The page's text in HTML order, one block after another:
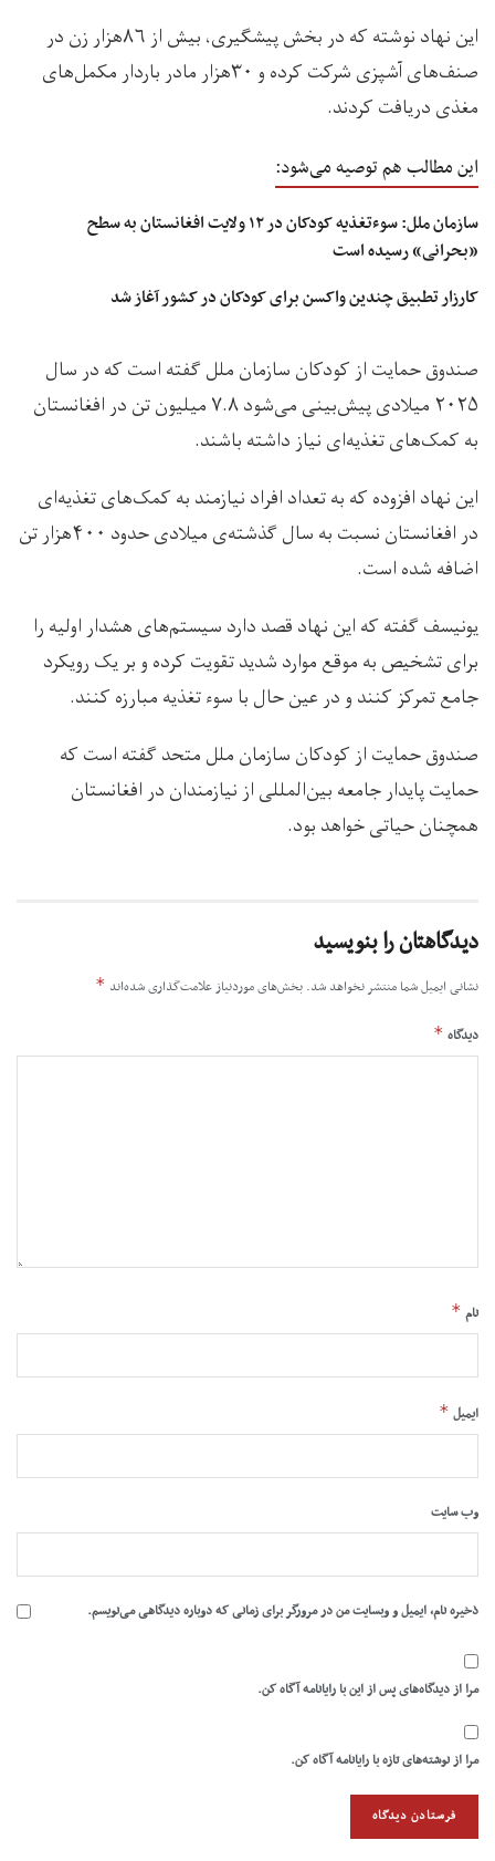
این نهاد نوشته که در بخش پیشگیری، بیش از ۸۶هزار زن در
صنف‌های آشپزی شرکت کرده و ۳۰هزار مادر باردار مکمل‌های
مغذی دریافت کردند.
این مطالب هم توصیه می‌شود:
سازمان ملل: سوءتغذیه کودکان در ۱۲ ولایت‌ افغانستان به سطح
«بحرانی» رسیده است
کارزار تطبیق چندین واکسن برای کودکان در کشور آغاز شد
صندوق حمایت از کودکان سازمان ملل گفته است که در سال
۲۰۲۵ میلادی پیش‌بینی می‌شود ۷.۸ میلیون تن در افغانستان
به کمک‌های تغذیه‌ای نیاز داشته باشند.
این نهاد افزوده که به تعداد افراد نیازمند به کمک‌های تغذیه‌ای
در افغانستان نسبت به سال گذشته‌ی میلادی حدود ۴۰۰هزار تن
اضافه شده است.
یونیسف گفته که این نهاد قصد دارد سیستم‌های هشدار اولیه را
برای تشخیص به موقع موارد شدید تقویت کرده و بر یک رویکرد
جامع تمرکز کنند و در عین حال با سوء تغذیه مبارزه کنند.
صندوق حمایت از کودکان سازمان ملل متحد گفته است که
حمایت پایدار جامعه بین‌المللی از نیازمندان در افغانستان
همچنان حیاتی خواهد بود.
دیدگاهتان را بنویسید
نشانی ایمیل شما منتشر نخواهد شد. بخش‌های موردنیاز علامت‌گذاری شده‌اند *
دیدگاه *
نام *
ایمیل *
وب‌ سایت
ذخیره نام، ایمیل و وبسایت من در مرورگر برای زمانی که دوباره دیدگاهی می‌نویسم.
مرا از دیدگاه‌های پس از این با رایانامه آگاه کن.
مرا از نوشته‌های تازه با رایانامه آگاه کن.